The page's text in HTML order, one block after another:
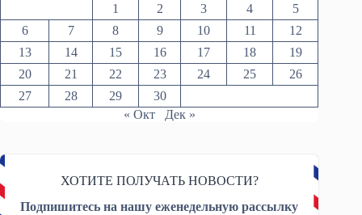
1
2 3 4
5
6
7 8 9 10 11
12
13
14 15 16 17 18
19
20
21 22 23 24 25
26
27
28 29
30
« Окт
Дек »
ХОТИТЕ ПОЛУЧАТЬ НОВОСТИ?
Подпишитесь на нашу еженедельную рассылку